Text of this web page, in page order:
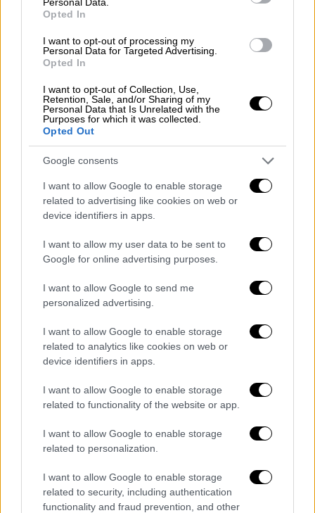
Opted In
I want to opt-out of processing my
Personal Data for Targeted Advertising.
Opted In
I want to opt-out of Collection, Use,
Retention, Sale, and/or Sharing of my
Personal Data that Is Unrelated with the
Purposes for which it was collected.
Opted Out
Google consents
I want to allow Google to enable storage
related to advertising like cookies on web or
device identifiers in apps.
I want to allow my user data to be sent to
Google for online advertising purposes.
I want to allow Google to send me
personalized advertising.
I want to allow Google to enable storage
related to analytics like cookies on web or
device identifiers in apps.
I want to allow Google to enable storage
related to functionality of the website or app.
I want to allow Google to enable storage
related to personalization.
I want to allow Google to enable storage
related to security, including authentication
functionality and fraud prevention, and other
αυτή την ημέρα, όχι μόνο ως ρομαντική
χειρονομία, αλλά και ως δώρο σε γονείς,
παιδιά, αδέλφια και φίλους, σύμφωνα με την
έρευνα.
Η δημοσκόπηση έδειξε επίσης ότι φέτος
είναι αυξημένος ο αριθμός αυτών που θα
γιορτάσουν με μια σαββατοκυριακάτικη
απόδραση,καθώςη Ημέρα του Αγίου
Βαλεντίνουπέφτει Παρασκευή, κυρίως
διαμένοντας μία ή δύο νύκτες σε
ξενοδοχείο, με τον τζίρο να υπολογίζεται σε
περισσότερα από 300 εκατομμύρια ευρώ.